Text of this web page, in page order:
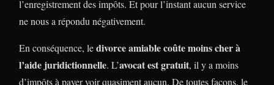
l’enregistrement des impôts. Et pour l’instant aucun service
ne nous a répondu négativement.
En conséquence, ledivorce amiable coûte moins cher à
l’aide juridictionnelle. L’avocat est gratuit, il y a moins
d’impôts à payer voir quasiment aucun. De toutes façons, le